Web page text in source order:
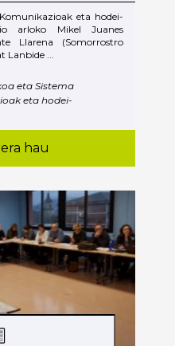
eta hodei-
arloko Mikel Juanes
Llarena (Somorrostro
Lanbide ...
eta Sistema
eta hodei-
hau